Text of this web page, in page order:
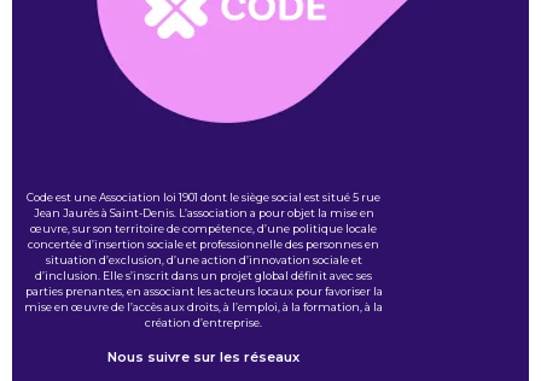
Code est une Association loi 1901 dont le siège social est situé 5 rue
Jean Jaurès à Saint-Denis. L’association a pour objet la mise en
œuvre, sur son territoire de compétence, d’une politique locale
concertée d’insertion sociale et professionnelle des personnes en
situation d’exclusion, d’une action d’innovation sociale et
d’inclusion. Elle s’inscrit dans un projet global définit avec ses
parties prenantes, en associant les acteurs locaux pour favoriser la
mise en œuvre de l’accès aux droits, à l’emploi, à la formation, à la
création d’entreprise.
Nous suivre sur les réseaux